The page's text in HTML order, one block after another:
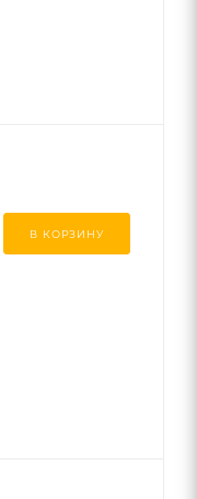
В КОРЗИНУ